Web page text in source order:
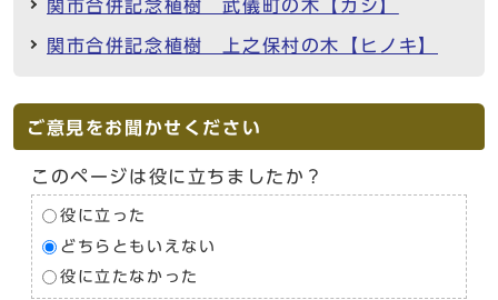
関市合併記念植樹 武儀町の木【カシ】
関市合併記念植樹 上之保村の木【ヒノキ】
ご意見をお聞かせください
このページは役に立ちましたか？
役に立った
どちらともいえない
役に立たなかった